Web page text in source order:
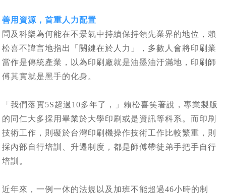
善用資源，首重人力配置
問及科樂為何能在不景氣中持續保持領先業界的地位，賴
松喜不諱言地指出「關鍵在於人力」，多數人會將印刷業
當作是傳統產業，以為印刷廠就是油墨油汙滿地，印刷師
傅其實就是黑手的化身。
「我們落實5S超過10多年了，」賴松喜笑著說，專業製版
的同仁大多採用畢業於大學印刷或是資訊等科系。而印刷
技術工作，則礙於台灣印刷機操作技術工作比較繁重，則
採內部自行培訓、升遷制度，都是師傅帶徒弟手把手自行
培訓。
近年來，一例一休的法規以及加班不能超過46小時的制